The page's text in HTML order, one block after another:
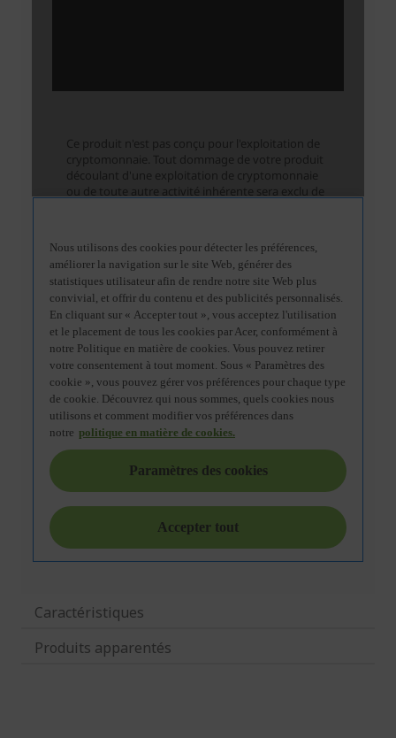
Caractéristiques
Produits apparentés